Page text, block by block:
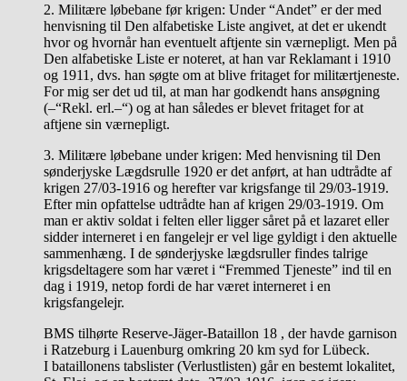
2. Militære løbebane før krigen: Under “Andet” er der med
henvisning til Den alfabetiske Liste angivet, at det er ukendt
hvor og hvornår han eventuelt aftjente sin værnepligt. Men på
Den alfabetiske Liste er noteret, at han var Reklamant i 1910
og 1911, dvs. han søgte om at blive fritaget for militærtjeneste.
For mig ser det ud til, at man har godkendt hans ansøgning
(–“Rekl. erl.–“) og at han således er blevet fritaget for at
aftjene sin værnepligt.
3. Militære løbebane under krigen: Med henvisning til Den
sønderjyske Lægdsrulle 1920 er det anført, at han udtrådte af
krigen 27/03-1916 og herefter var krigsfange til 29/03-1919.
Efter min opfattelse udtrådte han af krigen 29/03-1919. Om
man er aktiv soldat i felten eller ligger såret på et lazaret eller
sidder interneret i en fangelejr er vel lige gyldigt i den aktuelle
sammenhæng. I de sønderjyske lægdsruller findes talrige
krigsdeltagere som har været i “Fremmed Tjeneste” ind til en
dag i 1919, netop fordi de har været interneret i en
krigsfangelejr.
BMS tilhørte Reserve-Jäger-Bataillon 18 , der havde garnison
i Ratzeburg i Lauenburg omkring 20 km syd for Lübeck.
I bataillonens tabslister (Verlustlisten) går en bestemt lokalitet,